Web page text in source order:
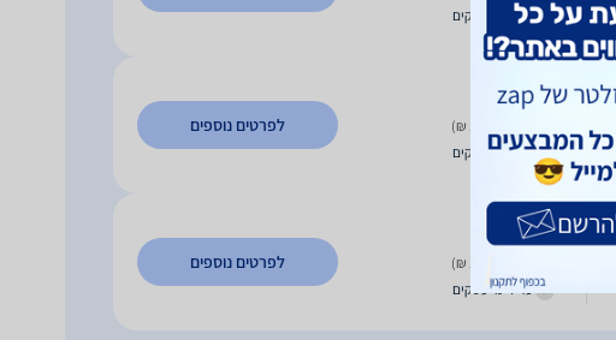
עד 7 ימי עסקים
45
₪
עד 3 ימי עסקים
לפרטים נוספים
45
₪
עד 7 ימי עסקים
לפרטים נוספים